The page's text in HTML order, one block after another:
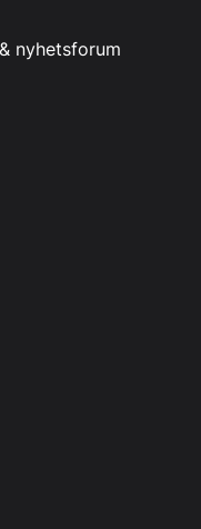
nyhetsforum